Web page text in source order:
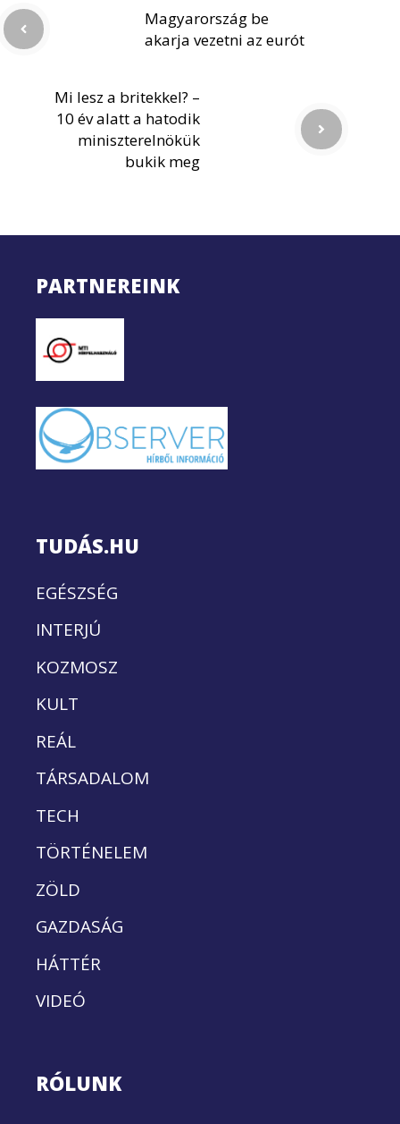
Magyarország be
akarja vezetni az eurót
Mi lesz a britekkel? –
10 év alatt a hatodik
miniszterelnökük
bukik meg
PARTNEREINK
TUDÁS.HU
EGÉSZSÉG
INTERJÚ
KOZMOSZ
KULT
REÁL
TÁRSADALOM
TECH
TÖRTÉNELEM
ZÖLD
GAZDASÁG
HÁTTÉR
VIDEÓ
RÓLUNK